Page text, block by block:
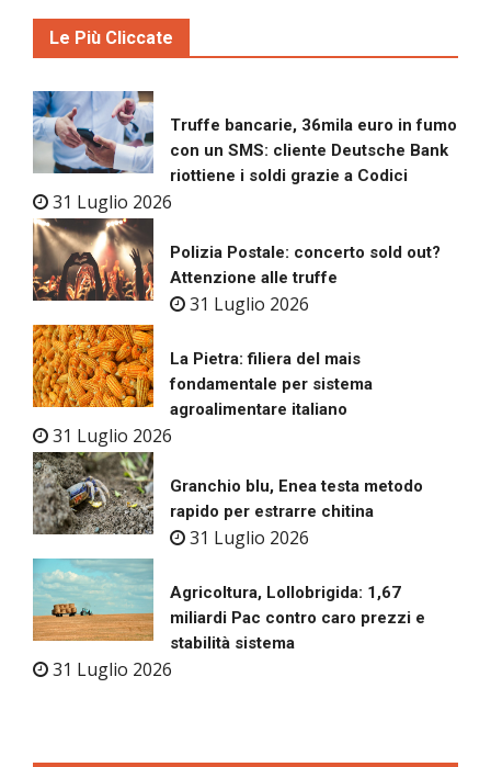
Le Più Cliccate
Truffe bancarie, 36mila euro in fumo
con un SMS: cliente Deutsche Bank
riottiene i soldi grazie a Codici
31 Luglio 2026
Polizia Postale: concerto sold out?
Attenzione alle truffe
31 Luglio 2026
La Pietra: filiera del mais
fondamentale per sistema
agroalimentare italiano
31 Luglio 2026
Granchio blu, Enea testa metodo
rapido per estrarre chitina
31 Luglio 2026
Agricoltura, Lollobrigida: 1,67
miliardi Pac contro caro prezzi e
stabilità sistema
31 Luglio 2026